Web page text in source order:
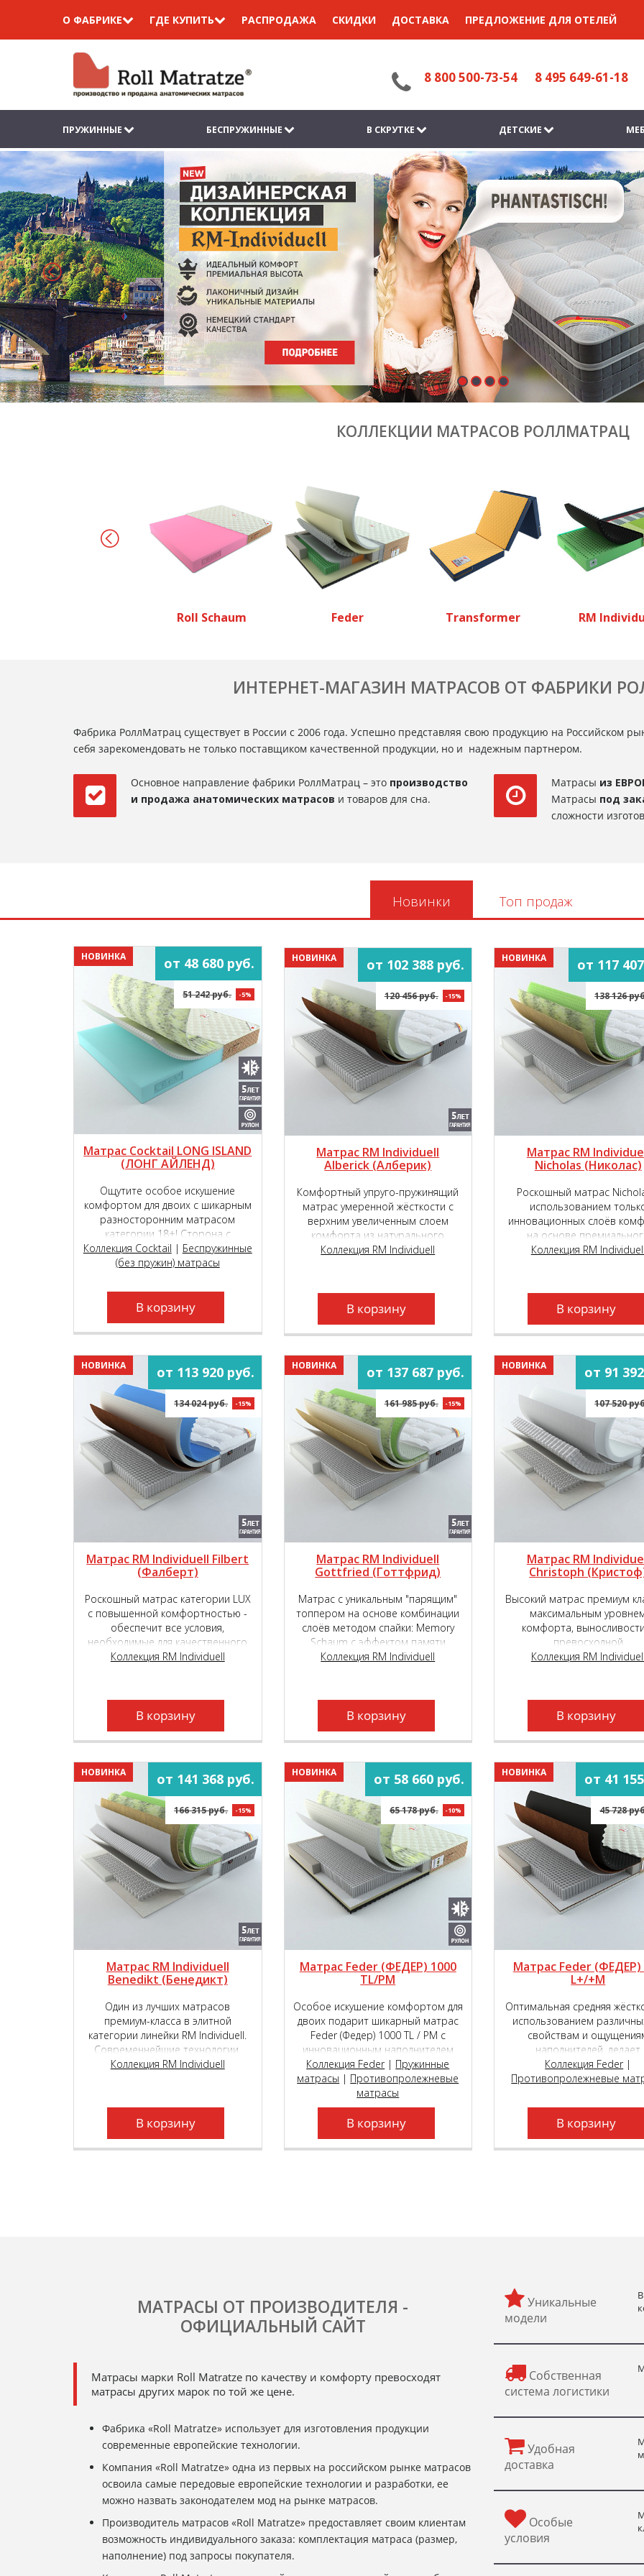
О ФАБРИКЕ ГДЕ КУПИТЬ РАСПРОДАЖА СКИДКИ ДОСТАВКА ПРЕДЛОЖЕНИЕ ДЛЯ ОТЕЛЕЙ
8 800 500-73-54 8 495 649-61-18
ПРУЖИННЫЕ БЕСПРУЖИННЫЕ В СКРУТКЕ ДЕТСКИЕ
КОЛЛЕКЦИИ МАТРАСОВ РОЛЛМАТРАЦ
Roll Schaum Feder Transformer RM
ИНТЕРНЕТ-МАГАЗИН МАТРАСОВ ОТ ФАБРИКИ
Фабрика РоллМатрац существует в России с 2006 года. Успешно представляя свою продукцию на Российском
себя зарекомендовать не только поставщиком качественной продукции, но и надежным партнером.
Основное направление фабрики РоллМатрац – это производство
и продажа анатомических матрасов и товаров для сна.
Матрасы из
Матрасы под
сложности
Новинки Топ продаж
НОВИНКА от 48 680 руб.
51 242 руб. -5%
Матрас Cocktail LONG ISLAND
(ЛОНГ АЙЛЕНД)
Ощутите особое искушение
комфортом для двоих с шикарным
разносторонним матрасом
категории 18+! Сторона с
инновационным наполнителем
TIGER touch®, способна подарить
комфортности, обеспечивая вашу
пару непревзойдённым
пружинящим эффектом!
Коллекция Cocktail | Беспружинные
(без пружин) матрасы
В корзину
НОВИНКА от 102 388 руб.
120 456 руб. -15%
Матрас RM Individuell
Alberick (Aлберик)
Комфортный упруго-пружинящий
матрас умеренной жёсткости с
верхним увеличенным слоем
комфорта из натурального
семизонного латекса с подложкой
Коллекция RM Individuell
В корзину
НОВИНКА от 117
138 126
Матрас RM
Nicholas (Николас)
Роскошный матрас
использованием
инновационных слоёв
на основе
пружинного блока
Коллекция RM Individuell
В корзину
НОВИНКА от 113 920 руб.
134 024 руб. -15%
Матрас RM Individuell Filbert
(Фалберт)
Роскошный матрас категории LUX
с повышенной комфортностью -
обеспечит все условия,
необходимые для качественного
сна и отдыха. Подойдёт людям с
Коллекция RM Individuell
В корзину
НОВИНКА от 137 687 руб.
161 985 руб. -15%
Матрас RM Individuell
Gottfried (Готтфрид)
Матрас с уникальным "парящим"
топпером на основе комбинации
слоёв методом спайки: Memory
Schaum с эффектом памяти
формы и натурального латекса
премиального независимого
пружинного блока Micropoket S
2000.
Коллекция RM Individuell
В корзину
НОВИНКА от 91
107 520
Матрас RM
Christoph
Высокий матрас премиум
максимальным
комфорта,
превосходной
воздухопроницаемостью.
Коллекция RM Individuell
В корзину
НОВИНКА от 141 368 руб.
166 315 руб. -15%
Матрас RM Individuell
Benedikt (Бенедикт)
Один из лучших матрасов
премиум-класса в элитной
категории линейки RM Individuell.
Современнейшие технологии,
комбинация различных по высоте
высокотехнологичные материалы,
подарят вам неповторимый,
«королевский» комфорт.
Коллекция RM Individuell
В корзину
НОВИНКА от 58 660 руб.
65 178 руб. -10%
Матрас Feder (ФЕДЕР) 1000
TL/PM
Особое искушение комфортом для
двоих подарит шикарный матрас
Feder (Федер) 1000 ТL / РМ с
инновационным наполнителем
TIGER touch® и возможностью
выбора уровня мягкости сторон
на пружинном блоке премиум
класса Roll Feder Micropocket S
2000.
Коллекция Feder| Пружинные
матрасы | Противопролежневые
матрасы
В корзину
НОВИНКА от 41
45 728
Матрас Feder (ФЕДЕР)
L+/+M
Оптимальная средняя
использованием
свойствам и
наполнителей, делает
двусторонний матрас
(Федер) 500 L+/+М
подойдёт как молодым,
пожилым людям.
Коллекция Feder|
Противопролежневые
В корзину
МАТРАСЫ ОТ ПРОИЗВОДИТЕЛЯ -
ОФИЦИАЛЬНЫЙ САЙТ
Матрасы марки Roll Matratze по качеству и комфорту превосходят
матрасы других марок по той же цене.
Фабрика «Roll Matratze» использует для изготовления продукции
современные европейские технологии.
Компания «Roll Matratze» одна из первых на российском рынке матрасов
освоила самые передовые европейские технологии и разработки, ее
можно назвать законодателем мод на рынке матрасов.
Производитель матрасов «Roll Matratze» предоставляет своим клиентам
возможность индивидуального заказа: комплектация матраса (размер,
наполнение) под запросы покупателя.
Уникальные
модели
Собственная
система логистики
Удобная
доставка
Особые
условия